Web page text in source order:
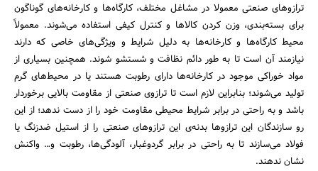
ترازوهای صنعتی معمولا در مشاغل مختلف، کارگاه‌ها و کارخانه‌های گوناگون
برای بسته‌بندی، وزن کردن کالاها و کنترل کیفی استفاده می‌شوند. معمولاً
محیط کارگاه‌ها و کارخانه‌ها به دلیل شرایط و ویژگی‌های خاصی که دارند
نیازمند آن است تا به طور دائم نظافت و شستشو شوند. همچنین بسیاری از
مواد خوراکی موجود در کارخانه‌ها دارای رطوبت هستند یا در محیط‌های گرم
تولید می‌شوند؛ بنابراین لازم است تا ترازوی صنعتی از مقاومت بالایی برخوردار
باشد و به راحتی در برابر شرایط محیطی مقاومت خود را از دست ندهد؛ از این
رو سازندگان این ترازوها بدنه‌ی این ترازوهای صنعتی را از استیل ضدزنگ یا
فولاد می‌سازند تا به راحتی در برابر گردوغبار، آلودگی‌ها، رطوبت و… واکنش
نشان ندهند.